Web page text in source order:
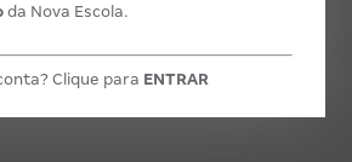
da Nova Escola.
Clique para ENTRAR